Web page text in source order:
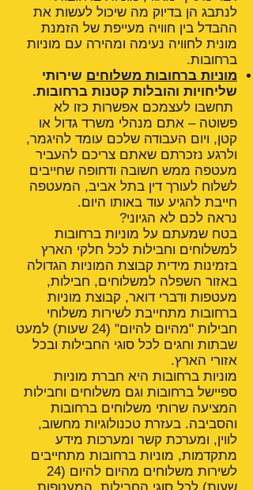
לנתבג הן בדיוק מה שיכול לעשות את
ההבדל בין חוויה מעייפת של הזמנת
מונית לחוויה נעימה ומהירה עם מוניות
ברחובות.
מוניות ברחובות משלוחים שירותי
שליחויות והובלות קטנות ברחובות.
תחשבו לעצמכם אפשרות כזו לא
פשוטה – אתם מנהלי משרד גדול או
קטן, ויום העבודה שלכם עומד להיגמר,
ולרגע נזכרתם שאתם צריכם להעביר
מעטפה ממש חשובה ודחופה שחייבים
לשלוח לעורך דין בתל אביב, המעטפה
חייבת להגיע עוד באותו היום.
נראה לכם לא הגיוני?
בטח שמעתם על מוניות ברחובות
למשלוחים וחבילות לכל חלקי הארץ
בזמינות מידית קבוצת המוניות הגדולה
באזור השפלה למשלוחים, חבילות,
מעטפות ודברי דואר, קבוצת מוניות
ברחובות מתחייבת לשירות משלוחי
חבילות "מהיום להיום" (24 שעות) למעט
שבתות וחגים לכל סוגי החבילות ובכל
אזורי הארץ.
מוניות ברחובות היא חברת מוניות
ספיישל ברחובות וגם משלוחים וחבילות
המציעה שרותי משלוחים ברחובות
והסביבה. בעזרת טכנולוגיות מחשוב,
לווין, ומערכת קשר ומערכות מידע
מתקדמות, מוניות ברחובות מתחייבים
לשירות משלוחים מהיום להיום (24